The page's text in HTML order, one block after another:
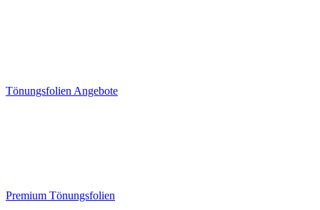
Tönungsfolien Angebote
Premium Tönungsfolien